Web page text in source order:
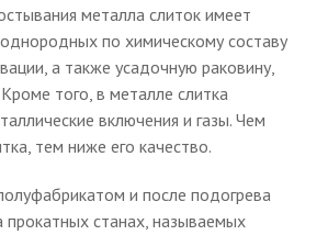
металла слиток имеет
по химическому составу
а также усадочную раковину,
того, в металле слитка
включения и газы. Чем
тем ниже его качество.
и после подогрева
прокатных станах, называемых